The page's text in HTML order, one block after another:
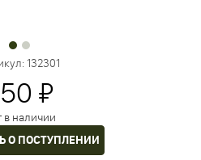
132301
₽
в наличии
О ПОСТУПЛЕНИИ